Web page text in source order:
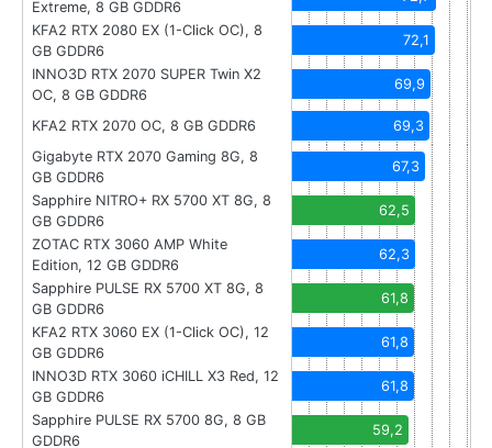
Extreme, 8 GB GDDR6
KFA2 RTX 2080 EX (1-Click OC), 8
GB GDDR6
72,1
INNO3D RTX 2070 SUPER Twin X2
OC, 8 GB GDDR6
69,9
KFA2 RTX 2070 OC, 8 GB GDDR6
69,3
Gigabyte RTX 2070 Gaming 8G, 8
GB GDDR6
67,3
Sapphire NITRO+ RX 5700 XT 8G, 8
GB GDDR6
62,5
ZOTAC RTX 3060 AMP White
Edition, 12 GB GDDR6
62,3
Sapphire PULSE RX 5700 XT 8G, 8
GB GDDR6
61,8
KFA2 RTX 3060 EX (1-Click OC), 12
GB GDDR6
61,8
INNO3D RTX 3060 iCHILL X3 Red, 12
GB GDDR6
61,8
Sapphire PULSE RX 5700 8G, 8 GB
GDDR6
59,2